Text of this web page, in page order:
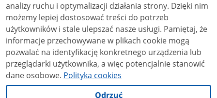
analizy ruchu i optymalizacji działania strony. Dzięki nim
możemy lepiej dostosować treści do potrzeb
użytkowników i stale ulepszać nasze usługi. Pamiętaj, że
informacje przechowywane w plikach cookie mogą
pozwalać na identyfikację konkretnego urządzenia lub
przeglądarki użytkownika, a więc potencjalnie stanowić
dane osobowe. Polityka cookies
Odrzuć